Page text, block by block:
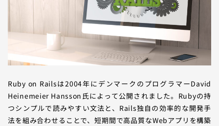
Ruby on Railsは2004年にデンマークのプログラマーDavid
Heinemeier Hansson氏によって公開されました。Rubyの持
つシンプルで読みやすい文法と、Rails独自の効率的な開発手
法を組み合わせることで、短期間で高品質なWebアプリを構築